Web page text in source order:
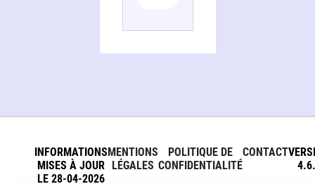
INFORMATIONS
MISES À JOUR
LE 28-04-2026
MENTIONS
LÉGALES
POLITIQUE DE
CONFIDENTIALITÉ
CONTACT